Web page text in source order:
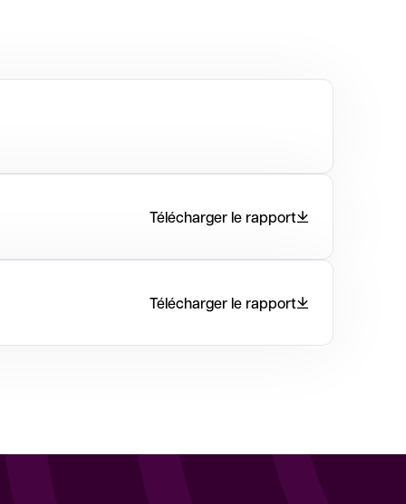
Télécharger le rapport
Télécharger le rapport